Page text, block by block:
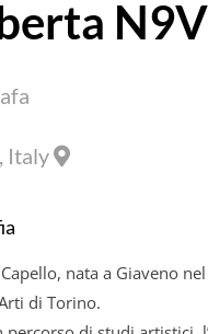
Italy
nata a Giaveno
di Torino.